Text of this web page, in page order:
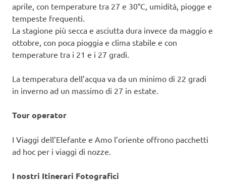
aprile, con temperature tra 27 e 30°C, umidità, piogge e
tempeste frequenti.
La stagione più secca e asciutta dura invece da maggio e
ottobre, con poca pioggia e clima stabile e con
temperature tra i 21 e i 27 gradi.
La temperatura dell’acqua va da un minimo di 22 gradi
in inverno ad un massimo di 27 in estate.
Tour operator
I Viaggi dell’Elefante e Amo l’oriente offrono pacchetti
ad hoc per i viaggi di nozze.
I nostri Itinerari Fotografici